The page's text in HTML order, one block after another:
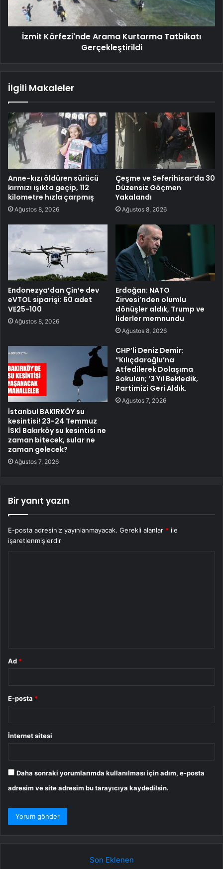
İzmit Körfezi'nde Arama Kurtarma Tatbikatı
Gerçekleştirildi
İlgili Makaleler
Anne-kızı öldüren sürücü
kırmızı ışıkta geçip, 112
kilometre hızla çarpmış
Ağustos 8, 2026
Çeşme ve Seferihisar’da 30
Düzensiz Göçmen
Yakalandı
Ağustos 8, 2026
Endonezya’dan Çin’e dev
eVTOL siparişi: 60 adet
VE25-100
Ağustos 8, 2026
Erdoğan: NATO
Zirvesi’nden olumlu
dönüşler aldık, Trump ve
liderler memnundu
Ağustos 8, 2026
İstanbul BAKIRKÖY su
kesintisi! 23-24 Temmuz
İSKİ Bakırköy su kesintisi ne
zaman bitecek, sular ne
zaman gelecek?
Ağustos 7, 2026
CHP’li Deniz Demir:
“Kılıçdaroğlu’na
Atfedilerek Dolaşıma
Sokulan; ‘3 Yıl Bekledik,
Partimizi Geri Aldık.
Ağustos 7, 2026
Bir yanıt yazın
E-posta adresiniz yayınlanmayacak. Gerekli alanlar * ile
işaretlenmişlerdir
Ad *
E-posta *
İnternet sitesi
Daha sonraki yorumlarımda kullanılması için adım, e-posta
adresim ve site adresim bu tarayıcıya kaydedilsin.
Son Eklenen